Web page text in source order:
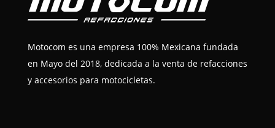
Motocom es una empresa 100% Mexicana fundada
en Mayo del 2018, dedicada a la venta de refacciones
y accesorios para motocicletas.